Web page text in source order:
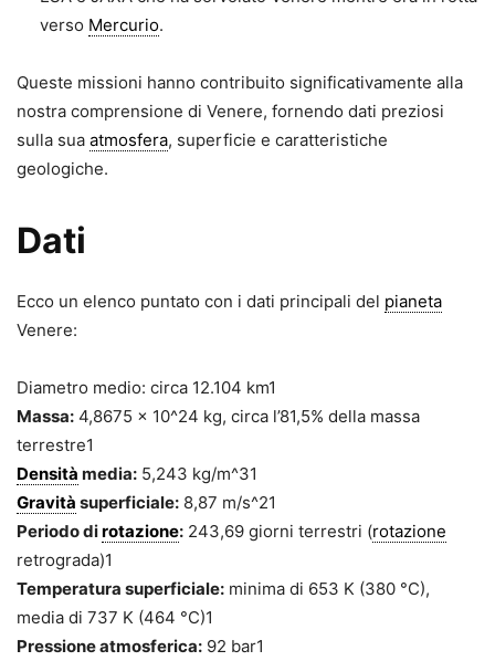
verso Mercurio.
Queste missioni hanno contribuito significativamente alla
nostra comprensione di Venere, fornendo dati preziosi
sulla sua atmosfera, superficie e caratteristiche
geologiche.
Dati
Ecco un elenco puntato con i dati principali del pianeta
Venere:
Diametro medio: circa 12.104 km1
Massa: 4,8675 × 10^24 kg, circa l’81,5% della massa
terrestre1
Densità media: 5,243 kg/m^31
Gravità superficiale: 8,87 m/s^21
Periodo dirotazione: 243,69 giorni terrestri (rotazione
retrograda)1
Temperatura superficiale: minima di 653 K (380 °C),
media di 737 K (464 °C)1
Pressione atmosferica: 92 bar1